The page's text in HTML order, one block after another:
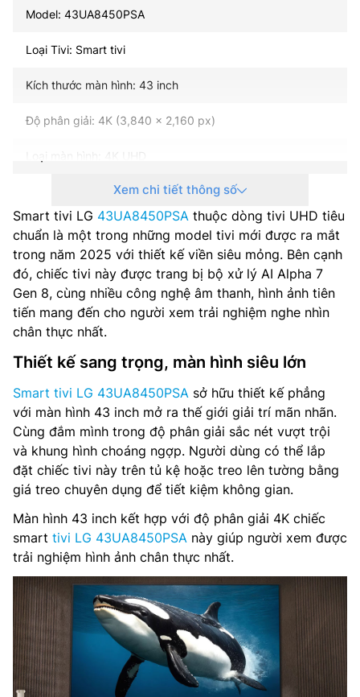
Model: 43UA8450PSA
Loại Tivi: Smart tivi
Kích thước màn hình: 43 inch
Độ phân giải: 4K (3,840 x 2,160 px)
Loại màn hình: 4K UHD
Loại đèn nền: Trực tiếp
Tần số quét: 60Hz Cơ bản
Phản hồi trò chơi tức thì VRR: Có (lên tới 60Hz)
Hệ điều hành – Giao diện: WebOS 25
Bộ xử lý: AI alpha 7 Gen 8
Tổng công suất loa: 20 W
Hệ thống loa: 2.0 Kênh
AI Sound: α7 AI Sound Pro (Virtual 9.1.2 Up-mix)
Tìm kiếm bằng giọng nói: Có
Chia sẻ màn hình: Google Cast™, Apple AirPlay 2
Truyền thanh Kỹ thuật số: DVB-T2 (*VN: DVB-T2C)
Nguồn cấp điện: AC 200~240V 50-60Hz
Mức tiêu thụ nguồn (chế độ chờ): 0.5 W
Kết nối: Wifi 6, Bluetooth, HDMI, USB, Anynet+ (HDMI-
CEC), Ethernet (LAN), HDMI Audio Return Channel, HDMI
(High Frame Rate), RF In (Terrestrial / Cable input)
Xem chi tiết thông số
Smart tivi LG 43UA8450PSA thuộc dòng tivi UHD tiêu
chuẩn là một trong những model tivi mới được ra mắt
trong năm 2025 với thiết kế viền siêu mỏng. Bên cạnh
đó, chiếc tivi này được trang bị bộ xử lý AI Alpha 7
Gen 8, cùng nhiều công nghệ âm thanh, hình ảnh tiên
tiến mang đến cho người xem trải nghiệm nghe nhìn
chân thực nhất.
Thiết kế sang trọng, màn hình siêu lớn
Smart tivi LG 43UA8450PSA sở hữu thiết kế phẳng
với màn hình 43 inch mở ra thế giới giải trí mãn nhãn.
Cùng đắm mình trong độ phân giải sắc nét vượt trội
và khung hình choáng ngợp. Người dùng có thể lắp
đặt chiếc tivi này trên tủ kệ hoặc treo lên tường bằng
giá treo chuyên dụng để tiết kiệm không gian.
Màn hình 43 inch kết hợp với độ phân giải 4K chiếc
smart tivi LG 43UA8450PSA này giúp người xem được
trải nghiệm hình ảnh chân thực nhất.